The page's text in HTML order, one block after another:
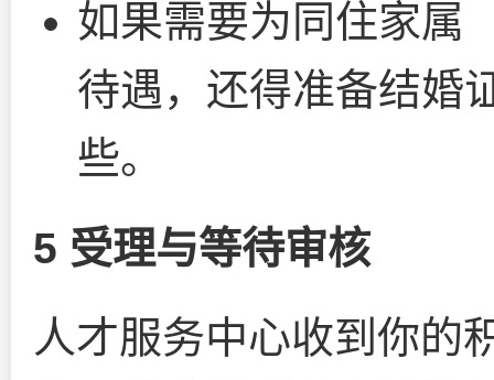
如果需要为同住家属
待遇，还得准备结婚
些。
5 受理与等待审核
人才服务中心收到你的